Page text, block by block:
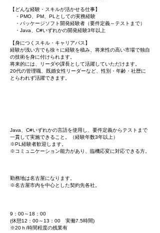
【どんな経験・スキルが活かせる仕事】
・PMO、PM、PLとしての実務経験
・パッケージソフト開発経験者（要件定義～テストまで）
・Java、C#いずれかの開発経験3年以上
【身につくスキル・キャリアパス】
経験が浅い方でも徐々に経験を積み、将来性の高い市場で独自
の技術を身に付けられます。
将来的には、リーダや課長として活躍していただけます。
20代の管理職、既婚女性リーダーなど、性別・年齢・社歴に
とらわれず活躍​できます。
Java、C#いずれかの言語を使用し、要件定義からテストまで
一貫して実施できること。（経験年数3年以上）
​※PL経験者歓迎します。
※コミュニケーション能力があり、臨機応変に対応できる方。
​勤務地は名古屋になります。
※名古屋市内を中心とした契約先各社。
9：00～18：00
(休憩12：00～13：00 実働7.5時間)
​※20ｈ/時間程度の残業有